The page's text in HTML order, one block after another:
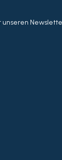
unseren